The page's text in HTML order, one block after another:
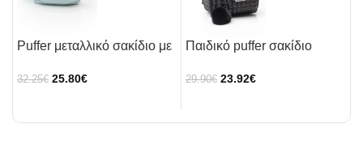
Puffer μεταλλικό σακίδιο με
32.25€ 25.80€
Παιδικό puffer σακίδιο
29.90€ 23.92€